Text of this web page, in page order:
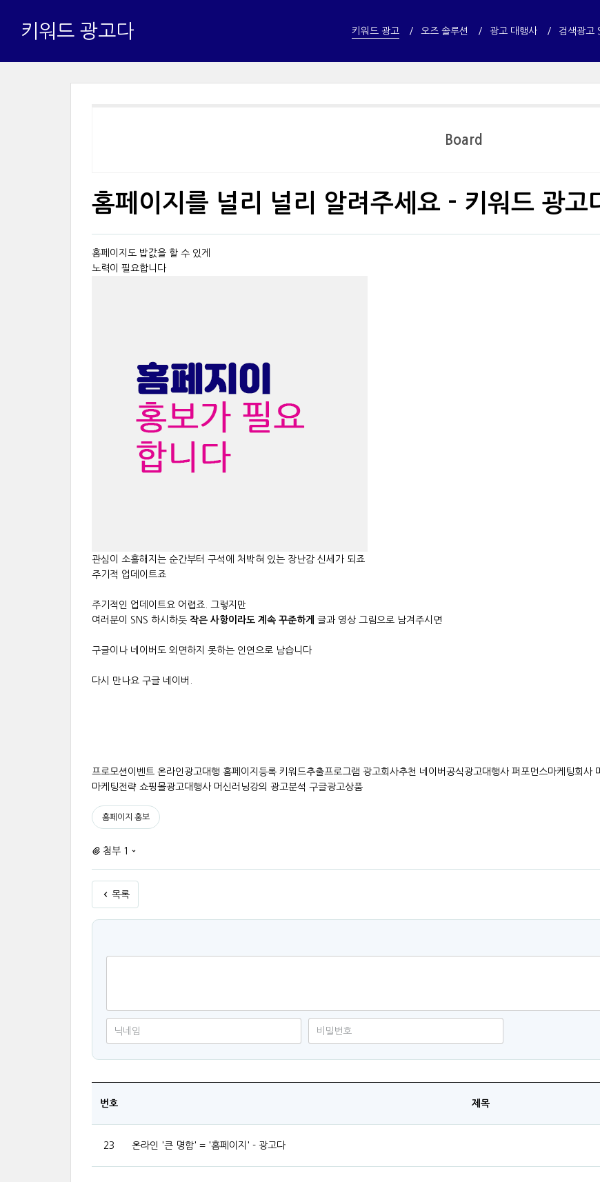
키워드 광고다 키워드 광고 오즈 솔루션 광고 대행사 검색광고
Board
홈페이지를 널리 널리 알려주세요 - 키워드 광고
홈페이지도 밥값을 할 수 있게
노력이 필요합니다
관심이 소홀해지는 순간부터 구석에 처박혀 있는 장난감 신세가 되죠
주기적 업데이트죠
주기적인 업데이트요 어렵죠. 그렇지만
여러분이 SNS 하시하듯 작은 사항이라도 계속 꾸준하게 글과 영상 그림으로 남겨주시면
구글이나 네이버도 외면하지 못하는 인연으로 남습니다
다시 만나요 구글 네이버.
프로모션이벤트 온라인광고대행 홈페이지등록 키워드추출프로그램 광고회사추천 네이버공식광고대행사 퍼포먼스마케팅회사
마케팅전략 쇼핑몰광고대행사 머신러닝강의 광고분석 구글광고상품
홈페이지 홍보
첨부 1
목록
번호 제목
23 온라인 '큰 명함' = '홈페이지' - 광고다